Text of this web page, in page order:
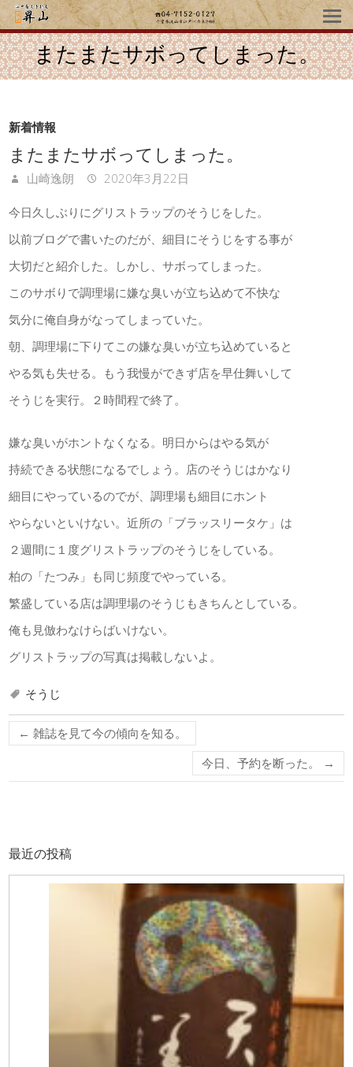
またまたサボってしまった。
新着情報
またまたサボってしまった。
山崎逸朗 2020年3月22日
今日久しぶりにグリストラップのそうじをした。
以前ブログで書いたのだが、細目にそうじをする事が
大切だと紹介した。しかし、サボってしまった。
このサボりで調理場に嫌な臭いが立ち込めて不快な
気分に俺自身がなってしまっていた。
朝、調理場に下りてこの嫌な臭いが立ち込めていると
やる気も失せる。もう我慢ができず店を早仕舞いして
そうじを実行。２時間程で終了。
嫌な臭いがホントなくなる。明日からはやる気が
持続できる状態になるでしょう。店のそうじはかなり
細目にやっているのでが、調理場も細目にホント
やらないといけない。近所の「ブラッスリータケ」は
２週間に１度グリストラップのそうじをしている。
柏の「たつみ」も同じ頻度でやっている。
繁盛している店は調理場のそうじもきちんとしている。
俺も見倣わなけらばいけない。
グリストラップの写真は掲載しないよ。
そうじ
← 雑誌を見て今の傾向を知る。
今日、予約を断った。
→
最近の投稿